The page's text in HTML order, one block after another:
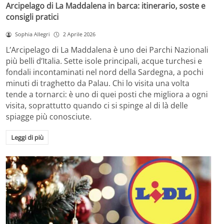
Arcipelago di La Maddalena in barca: itinerario, soste e
consigli pratici
Sophia Allegri 2 Aprile 2026
L’Arcipelago di La Maddalena è uno dei Parchi Nazionali
più belli d’Italia. Sette isole principali, acque turchesi e
fondali incontaminati nel nord della Sardegna, a pochi
minuti di traghetto da Palau. Chi lo visita una volta
tende a tornarci: è uno di quei posti che migliora a ogni
visita, soprattutto quando ci si spinge al di là delle
spiagge più conosciute.
Leggi di più